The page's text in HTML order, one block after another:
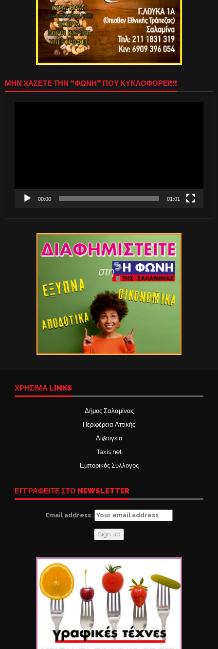
ΜΗΝ ΧΑΣΕΤΕ ΤΗΝ “ΦΩΝΗ” ΠΟΥ ΚΥΚΛΟΦΟΡΕΙ!!!
00:00 01:01
ΧΡΉΣΙΜΑ LINKS
Δήμος Σαλαμίνας
Περιφέρεια Αττικής
Δι@υγεια
Taxis net
Εμπορικός Σύλλογος
ΕΓΓΡΑΦΕΙΤΕ ΣΤΟ NEWSLETTER
Email address: